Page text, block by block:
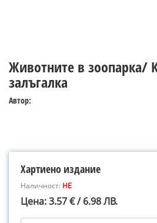
Животните в зоопарка/
залъгалка
Автор:
Хартиено издание
Наличност: НЕ
Цена: 3.57 € / 6.98 ЛВ.